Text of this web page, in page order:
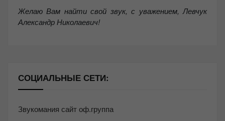
Желаю Вам найти свой звук, с уважением, Левчук
Александр Николаевич!
СОЦИАЛЬНЫЕ СЕТИ:
Звукомания сайт оф.группа